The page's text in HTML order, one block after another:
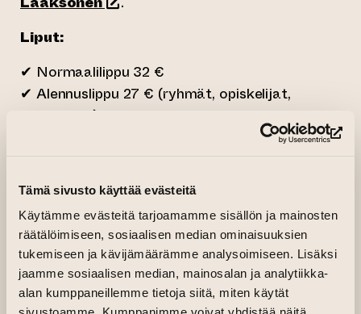
Tämä sivusto käyttää evästeitä
Käytämme evästeitä tarjoamamme sisällön ja mainosten
räätälöimiseen, sosiaalisen median ominaisuuksien
tukemiseen ja kävijämäärämme analysoimiseen. Lisäksi
jaamme sosiaalisen median, mainosalan ja analytiikka-
alan kumppaneillemme tietoja siitä, miten käytät
Liput:
✔ Normaalilippu 32 €
✔ Alennuslippu 27 € (ryhmät, opiskelijat,
eläkeläiset)
✔ Kannatuslippu 44 € – tue revyytä ja
varmista, että se palaa ensi vuonnakin!
Osta liput (linkki lippukauppaan)
Tulethan paikalle ajoissa!
Suosittelemme saapumaan puoli tuntia ennen
esitystä, mutta viimeistään varttia ennen, jotta